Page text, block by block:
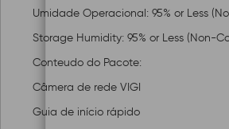
Umidade Operacional: 95% or Less
Storage Humidity: 95% or Less (Non-
Conteudo do Pacote:
Câmera de rede VIGI
Guia de início rápido